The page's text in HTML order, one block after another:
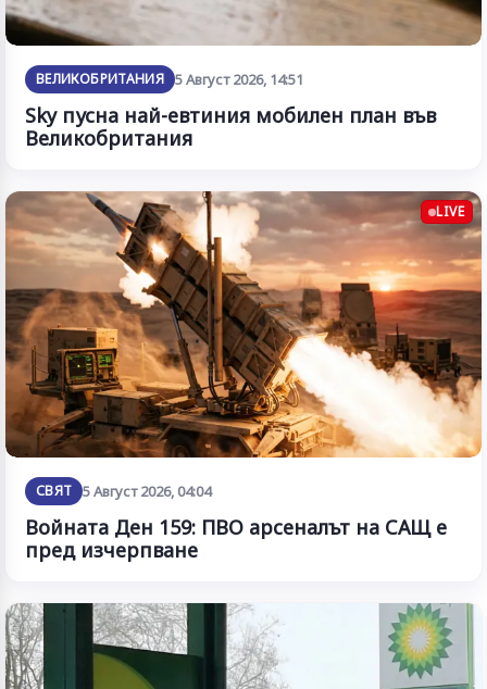
ВЕЛИКОБРИТАНИЯ 5 Август 2026, 14:51
Sky пусна най-евтиния мобилен план във
Великобритания
LIVE
СВЯТ 5 Август 2026, 04:04
Войната Ден 159: ПВО арсеналът на САЩ е
пред изчерпване